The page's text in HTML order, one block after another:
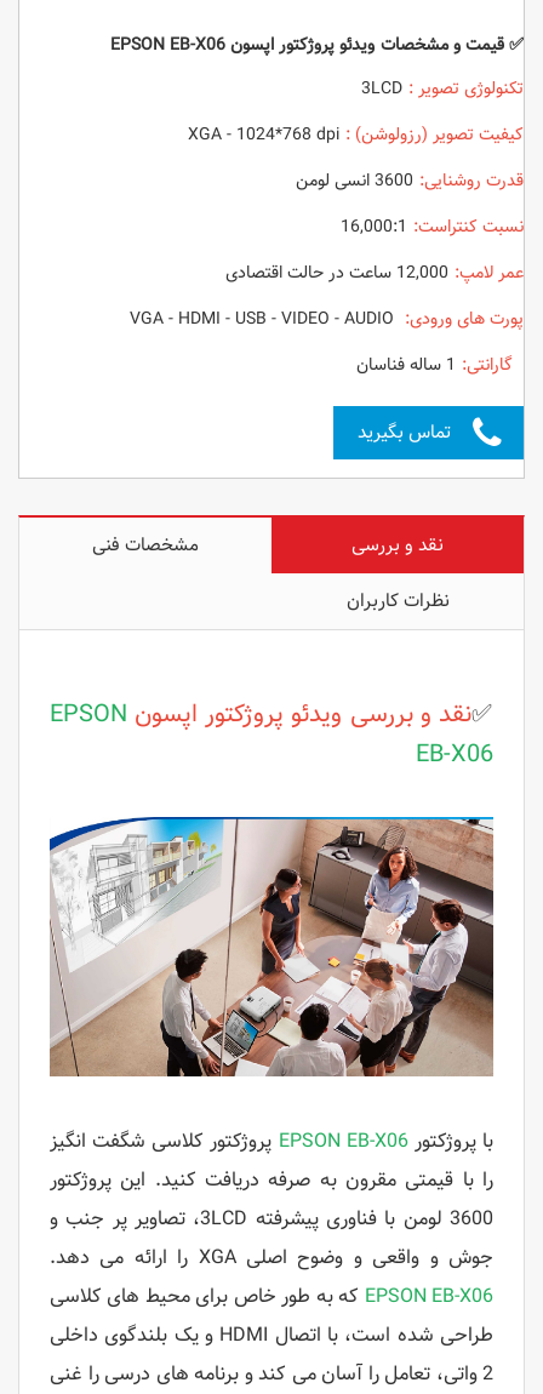
✅ قیمت و مشخصات ویدئو پروژکتور اپسون EPSON EB-X06
تکنولوژی تصویر :
کیفیت تصویر (رزولوشن) :
قدرت روشنایی:
نسبت کنتراست: 16,000:1
عمر لامپ: 12,000 ساعت در حالت اقتصادی
پورت های ورودی:
گارانتی:
تماس بگیرید
نقد و بررسی
مشخصات فنی
نظرات کاربران
✅نقد و بررسی ویدئو پروژکتور اپسون EPSON
EB-X06
با پروژکتورEPSON EB-X06 پروژکتور کلاسی شگفت انگیز
را با قیمتی مقرون به صرفه دریافت کنید. این پروژکتور
3600 لومن با فناوری پیشرفته 3LCD، تصاویر پر جنب و
جوش و واقعی و وضوح اصلی XGA را ارائه می دهد.
EPSON EB-X06 که به طور خاص برای محیط های کلاسی
طراحی شده است، با اتصال HDMI و یک بلندگوی داخلی
2 واتی، تعامل را آسان می کند و برنامه های درسی را غنی